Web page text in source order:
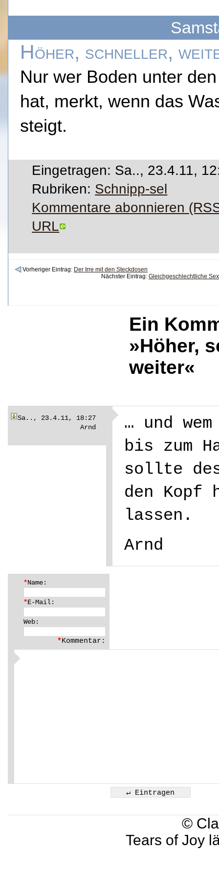
Höher, schneller,
Nur wer Boden unter
hat, merkt, wenn das
steigt.
Eingetragen: Sa.., 23.4.11,
Rubriken: Schnipp-sel
Kommentare abonnieren
URL
Vorheriger Eintrag: Der Irre mit den Steckdosen
Nächster Eintrag: Gleichgeschlechtliche
Ein
»Höher,
weiter«
Sa.., 23.4.11, 18:27
Arnd
… und
bis zum
sollte
den Kopf
lassen.
Arnd
*Name:
*E-Mail:
Web:
*Kommentar:
©
Tears of Joy